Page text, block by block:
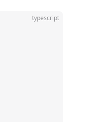
typescript